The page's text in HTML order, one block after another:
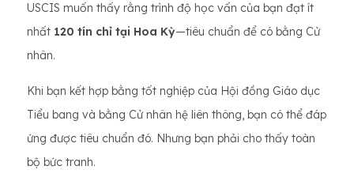
USCIS muốn thấy rằng trình độ học vấn của bạn đạt ít
nhất 120 tín chỉ tại Hoa Kỳ—tiêu chuẩn để có bằng Cử
nhân.
Khi bạn kết hợp bằng tốt nghiệp của Hội đồng Giáo dục
Tiểu bang và bằng Cử nhân hệ liên thông, bạn có thể đáp
ứng được tiêu chuẩn đó. Nhưng bạn phải cho thấy toàn
bộ bức tranh.